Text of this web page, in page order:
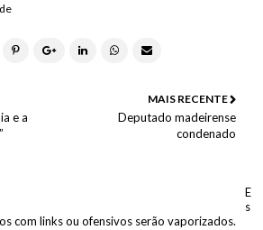
MAIS RECENTE
Deputado madeirense
condenado
e a
E
s
com links ou ofensivos serão vaporizados.